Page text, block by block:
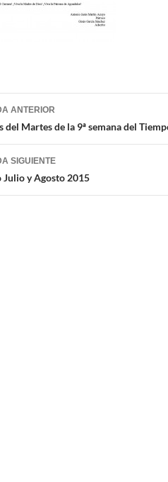
ANTERIOR
del Martes de la 9ª semana del
SIGUIENTE
y Agosto 2015